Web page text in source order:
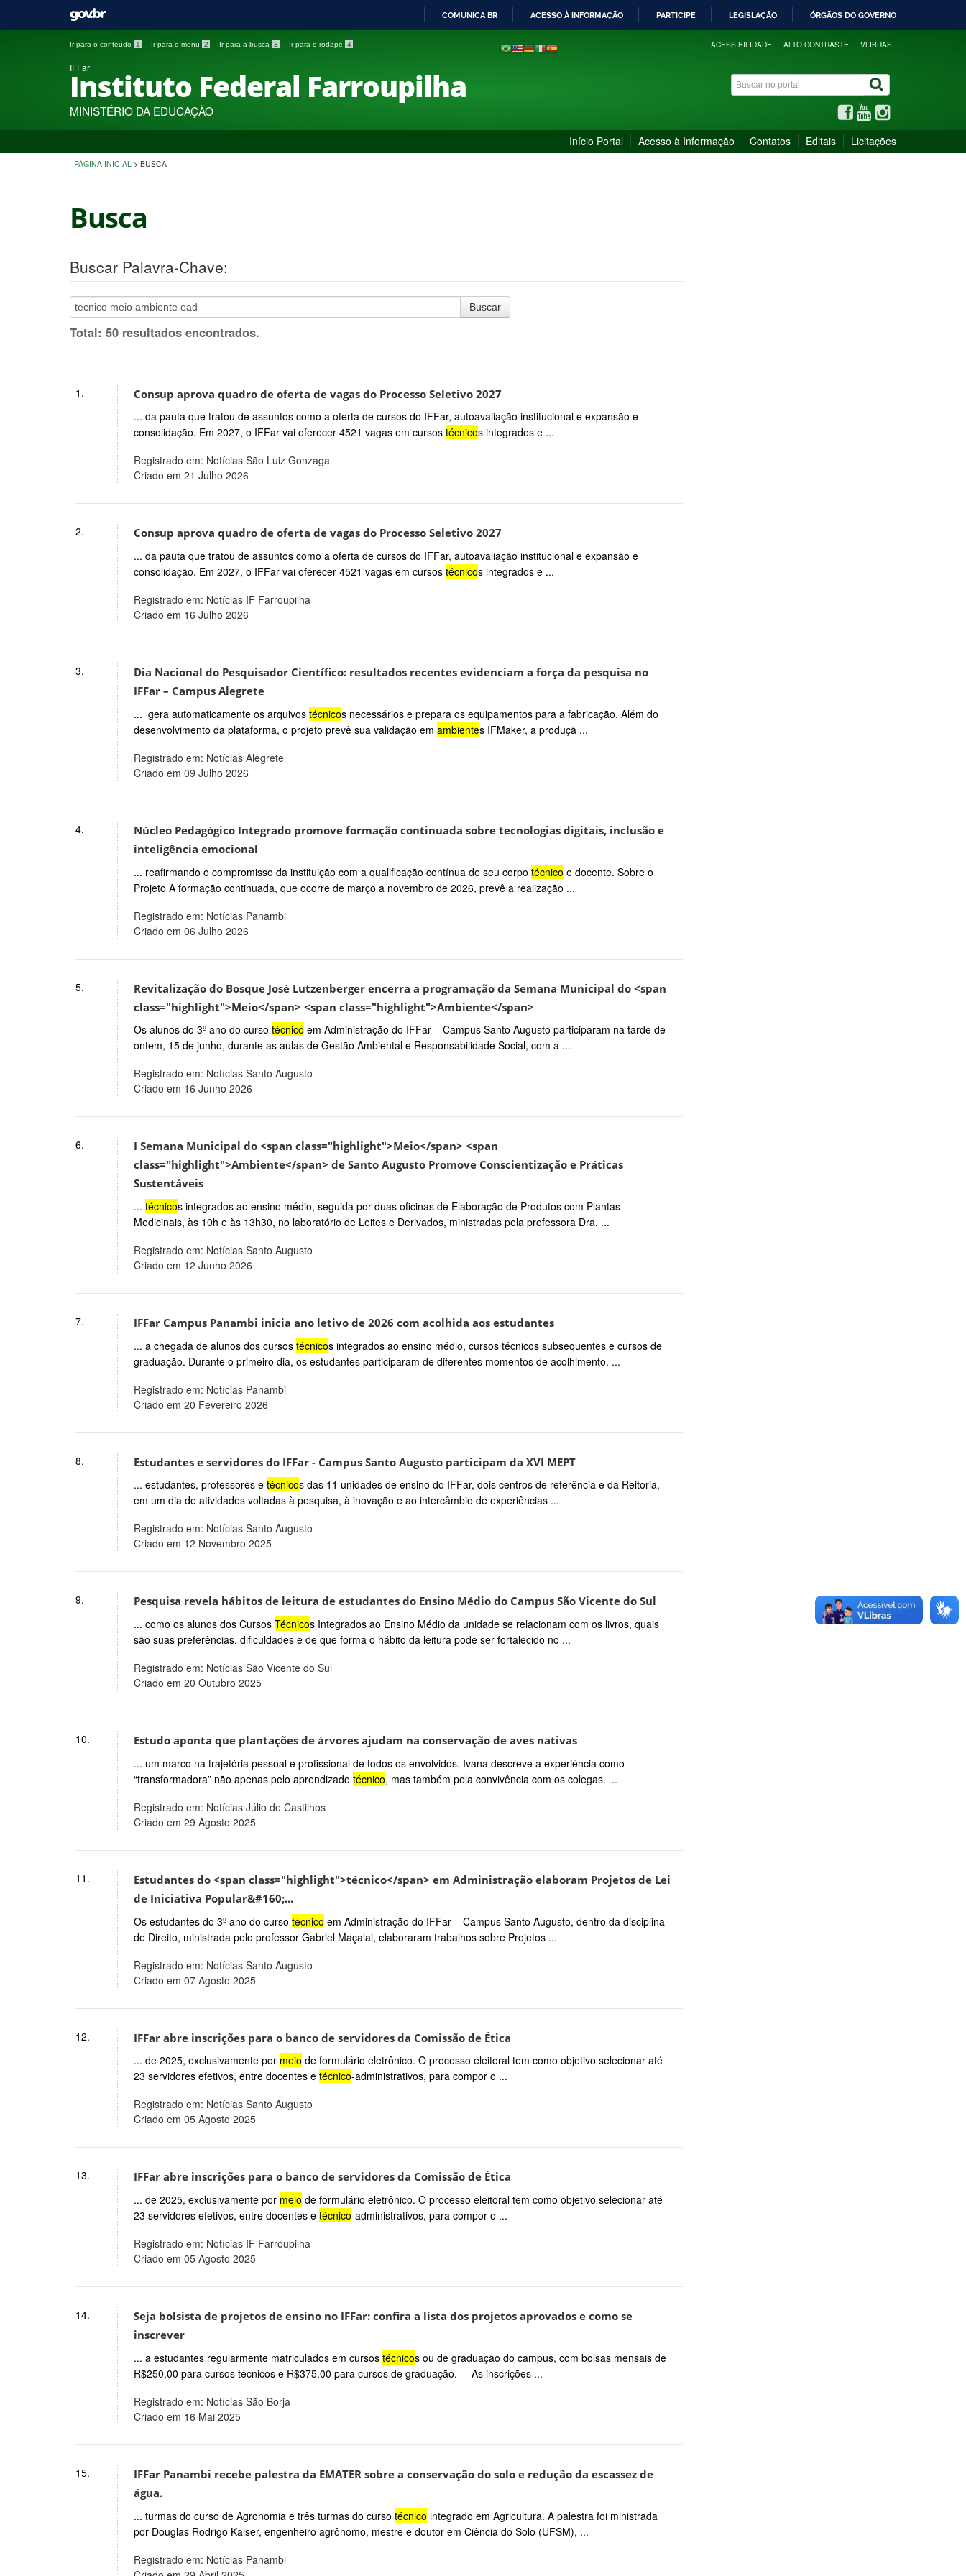
PARA
COMUNICA BR ACESSO À INFORMAÇÃO PARTICIPE LEGISLAÇÃO ÓRGÃOS DO GOVERNO
Ir para o conteúdo 1 Ir para o menu 2 Ir para a busca 3 Ir para o rodapé 4 ACESSIBILIDADE ALTO CONTRASTE VLIBRAS
IFFar
Instituto Federal Farroupilha
MINISTÉRIO DA EDUCAÇÃO
Início Portal Acesso à Informação Contatos Editais Licitações
PÁGINA INICIAL > BUSCA
Busca
Buscar Palavra-Chave:
Buscar
Total: 50 resultados encontrados.
Consup aprova quadro de oferta de vagas do Processo Seletivo 2027
... da pauta que tratou de assuntos como a oferta de cursos do IFFar, autoavaliação institucional e expansão e
consolidação. Em 2027, o IFFar vai oferecer 4521 vagas em cursos técnicos integrados e ...
Registrado em: Notícias São Luiz Gonzaga
Criado em 21 Julho 2026
1.
Consup aprova quadro de oferta de vagas do Processo Seletivo 2027
... da pauta que tratou de assuntos como a oferta de cursos do IFFar, autoavaliação institucional e expansão e
consolidação. Em 2027, o IFFar vai oferecer 4521 vagas em cursos técnicos integrados e ...
Registrado em: Notícias IF Farroupilha
Criado em 16 Julho 2026
2.
Dia Nacional do Pesquisador Científico: resultados recentes evidenciam a força da pesquisa no
IFFar – Campus Alegrete
... gera automaticamente os arquivos técnicos necessários e prepara os equipamentos para a fabricação. Além do
desenvolvimento da plataforma, o projeto prevê sua validação em ambientes IFMaker, a produçã ...
Registrado em: Notícias Alegrete
Criado em 09 Julho 2026
3.
Núcleo Pedagógico Integrado promove formação continuada sobre tecnologias digitais, inclusão e
inteligência emocional
... reafirmando o compromisso da instituição com a qualificação contínua de seu corpo técnico e docente. Sobre o
Projeto A formação continuada, que ocorre de março a novembro de 2026, prevê a realização ...
Registrado em: Notícias Panambi
Criado em 06 Julho 2026
4.
Revitalização do Bosque José Lutzenberger encerra a programação da Semana Municipal do <span
class="highlight">Meio</span> <span class="highlight">Ambiente</span>
Os alunos do 3º ano do curso técnico em Administração do IFFar – Campus Santo Augusto participaram na tarde de
ontem, 15 de junho, durante as aulas de Gestão Ambiental e Responsabilidade Social, com a ...
Registrado em: Notícias Santo Augusto
Criado em 16 Junho 2026
5.
I Semana Municipal do <span class="highlight">Meio</span> <span
class="highlight">Ambiente</span> de Santo Augusto Promove Conscientização e Práticas
Sustentáveis
... técnicos integrados ao ensino médio, seguida por duas oficinas de Elaboração de Produtos com Plantas
Medicinais, às 10h e às 13h30, no laboratório de Leites e Derivados, ministradas pela professora Dra. ...
Registrado em: Notícias Santo Augusto
Criado em 12 Junho 2026
6.
IFFar Campus Panambi inicia ano letivo de 2026 com acolhida aos estudantes
... a chegada de alunos dos cursos técnicos integrados ao ensino médio, cursos técnicos subsequentes e cursos de
graduação. Durante o primeiro dia, os estudantes participaram de diferentes momentos de acolhimento. ...
Registrado em: Notícias Panambi
Criado em 20 Fevereiro 2026
7.
Estudantes e servidores do IFFar - Campus Santo Augusto participam da XVI MEPT
... estudantes, professores e técnicos das 11 unidades de ensino do IFFar, dois centros de referência e da Reitoria,
em um dia de atividades voltadas à pesquisa, à inovação e ao intercâmbio de experiências ...
Registrado em: Notícias Santo Augusto
Criado em 12 Novembro 2025
8.
Pesquisa revela hábitos de leitura de estudantes do Ensino Médio do Campus São Vicente do Sul
... como os alunos dos Cursos Técnicos Integrados ao Ensino Médio da unidade se relacionam com os livros, quais
são suas preferências, dificuldades e de que forma o hábito da leitura pode ser fortalecido no ...
Registrado em: Notícias São Vicente do Sul
Criado em 20 Outubro 2025
9.
Estudo aponta que plantações de árvores ajudam na conservação de aves nativas
... um marco na trajetória pessoal e profissional de todos os envolvidos. Ivana descreve a experiência como
“transformadora” não apenas pelo aprendizado técnico, mas também pela convivência com os colegas. ...
Registrado em: Notícias Júlio de Castilhos
Criado em 29 Agosto 2025
10.
Estudantes do <span class="highlight">técnico</span> em Administração elaboram Projetos de Lei
de Iniciativa Popular&#160;...
Os estudantes do 3º ano do curso técnico em Administração do IFFar – Campus Santo Augusto, dentro da disciplina
de Direito, ministrada pelo professor Gabriel Maçalai, elaboraram trabalhos sobre Projetos ...
Registrado em: Notícias Santo Augusto
Criado em 07 Agosto 2025
11.
IFFar abre inscrições para o banco de servidores da Comissão de Ética
... de 2025, exclusivamente por meio de formulário eletrônico. O processo eleitoral tem como objetivo selecionar até
23 servidores efetivos, entre docentes e técnico-administrativos, para compor o ...
Registrado em: Notícias Santo Augusto
Criado em 05 Agosto 2025
12.
IFFar abre inscrições para o banco de servidores da Comissão de Ética
... de 2025, exclusivamente por meio de formulário eletrônico. O processo eleitoral tem como objetivo selecionar até
23 servidores efetivos, entre docentes e técnico-administrativos, para compor o ...
Registrado em: Notícias IF Farroupilha
Criado em 05 Agosto 2025
13.
Seja bolsista de projetos de ensino no IFFar: confira a lista dos projetos aprovados e como se
inscrever
... a estudantes regularmente matriculados em cursos técnicos ou de graduação do campus, com bolsas mensais de
R$250,00 para cursos técnicos e R$375,00 para cursos de graduação. As inscrições ...
Registrado em: Notícias São Borja
Criado em 16 Mai 2025
14.
IFFar Panambi recebe palestra da EMATER sobre a conservação do solo e redução da escassez de
água.
... turmas do curso de Agronomia e três turmas do curso técnico integrado em Agricultura. A palestra foi ministrada
por Douglas Rodrigo Kaiser, engenheiro agrônomo, mestre e doutor em Ciência do Solo (UFSM), ...
Registrado em: Notícias Panambi
15.